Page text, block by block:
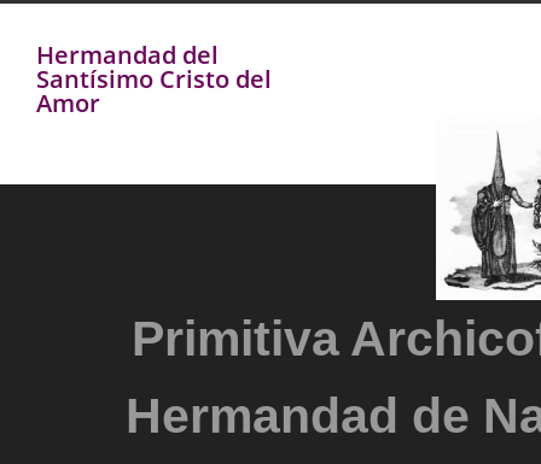
Hermandad del
Santísimo Cristo del
Amor
Primitiva
Hermandad de